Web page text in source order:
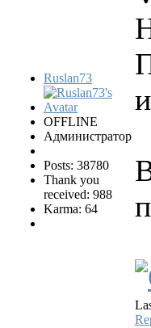
Ruslan73
OFFLINE
Администратор
Posts: 38780
Thank you
received: 988
Karma: 64